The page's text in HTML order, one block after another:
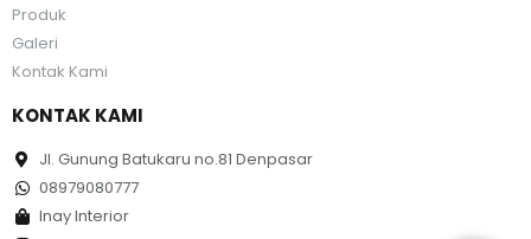
Produk
Galeri
Kontak Kami
KONTAK KAMI
Jl. Gunung Batukaru no.81 Denpasar
08979080777
Inay Interior